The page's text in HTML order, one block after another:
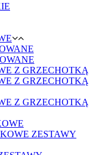
Z GRZECHOTKĄ
Z GRZECHOTKĄ
Z GRZECHOTKĄ
ZESTAWY